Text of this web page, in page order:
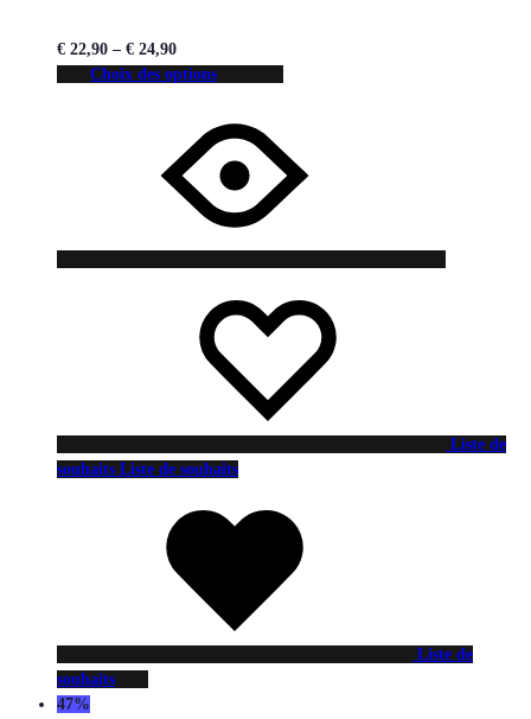
€ 22,90 – € 24,90
Choix des options
Liste de
souhaits Liste de souhaits
Liste de
souhaits
47%